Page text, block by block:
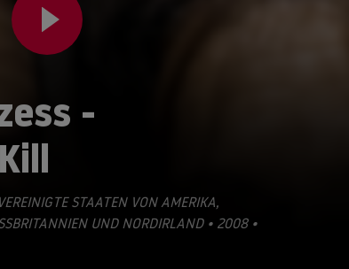
-
STAATEN VON AMERIKA,
UND NORDIRLAND • 2008 • 1